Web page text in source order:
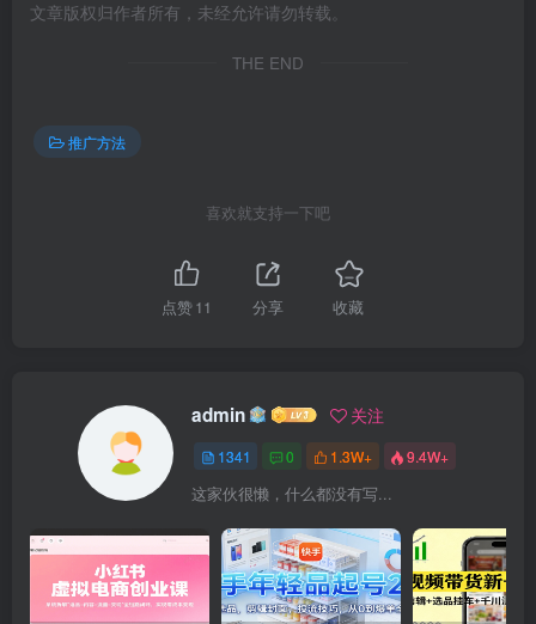
文章版权归作者所有，未经允许请勿转载。
THE END
推广方法
喜欢就支持一下吧
点赞11 分享 收藏
admin 关注
1341 0 1.3W+ 9.4W+
这家伙很懒，什么都没有写...